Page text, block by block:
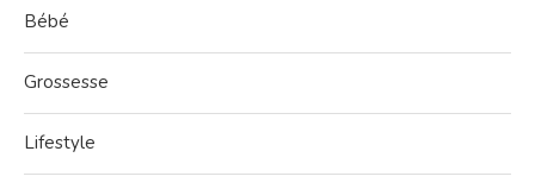
Bébé
Grossesse
Lifestyle